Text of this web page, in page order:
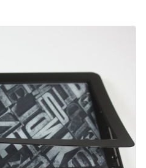
Annuleren Plaats opmerking